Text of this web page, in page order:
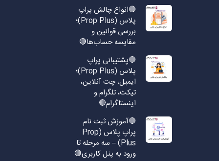
🔴انواع چالش پراپ
پلاس (Prop Plus)؛
بررسی قوانین و
مقایسه حساب‌ها🔴
🔴پشتیبانی پراپ
پلاس (Prop Plus)؛
ایمیل، چت آنلاین،
تیکت، تلگرام و
اینستاگرام🔴
🔴آموزش ثبت نام
پراپ پلاس (Prop
Plus) – سه مرحله تا
ورود به پنل کاربری🔴